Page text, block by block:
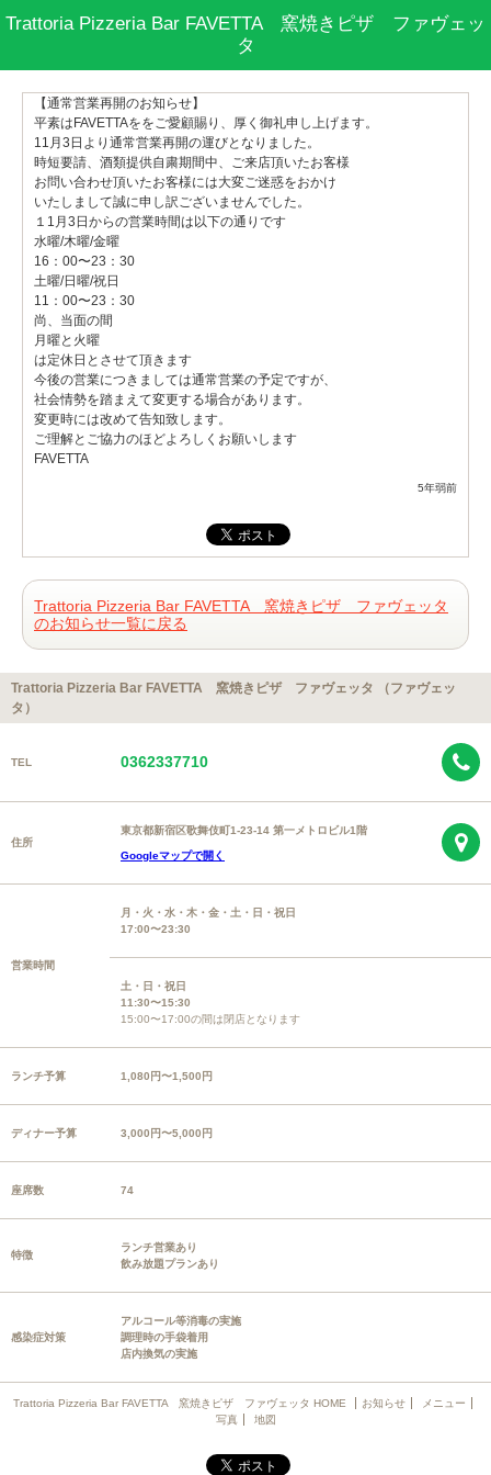
Trattoria Pizzeria Bar FAVETTA 窯焼きピザ ファヴェッ
タ
【通常営業再開のお知らせ】
平素はFAVETTAををご愛顧賜り、厚く御礼申し上げます。
11月3日より通常営業再開の運びとなりました。
時短要請、酒類提供自粛期間中、ご来店頂いたお客様
お問い合わせ頂いたお客様には大変ご迷惑をおかけ
いたしまして誠に申し訳ございませんでした。
１1月3日からの営業時間は以下の通りです
水曜/木曜/金曜
16：00〜23：30
土曜/日曜/祝日
11：00〜23：30
尚、当面の間
月曜と火曜
は定休日とさせて頂きます
今後の営業につきましては通常営業の予定ですが、
社会情勢を踏まえて変更する場合があります。
変更時には改めて告知致します。
ご理解とご協力のほどよろしくお願いします
FAVETTA
5年弱前
Trattoria Pizzeria Bar FAVETTA 窯焼きピザ ファヴェッタ
のお知らせ一覧に戻る
Trattoria Pizzeria Bar FAVETTA 窯焼きピザ ファヴェッタ （ファヴェッ
タ）
TEL 0362337710
住所
東京都新宿区歌舞伎町1-23-14 第一メトロビル1階
Googleマップで開く
営業時間
月・火・水・木・金・土・日・祝日
17:00〜23:30
土・日・祝日
11:30〜15:30
15:00〜17:00の間は閉店となります
ランチ予算 1,080円〜1,500円
ディナー予算 3,000円〜5,000円
座席数 74
特徴
ランチ営業あり
飲み放題プランあり
感染症対策
アルコール等消毒の実施
調理時の手袋着用
店内換気の実施
Trattoria Pizzeria Bar FAVETTA 窯焼きピザ ファヴェッタ HOME お知らせ
メニュー
写真
地図